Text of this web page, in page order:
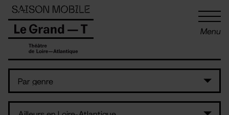
Menu
Panneau de gestion des cookies